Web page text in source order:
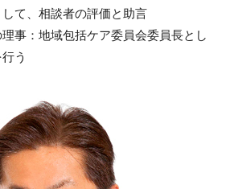
て、相談者の評価と助言
事：地域包括ケア委員会委員長とし
う